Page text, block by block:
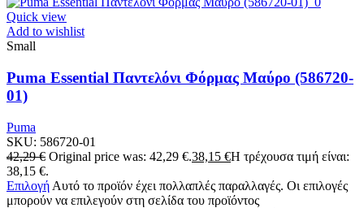
Quick view
Add to wishlist
Small
Puma Essential Παντελόνι Φόρμας Μαύρο (586720-
01)
Puma
SKU: 586720-01
42,29€ Original price was: 42,29 €.38,15 €Η τρέχουσα τιμή είναι:
38,15 €.
Επιλογή Αυτό το προϊόν έχει πολλαπλές παραλλαγές. Οι επιλογές
μπορούν να επιλεγούν στη σελίδα του προϊόντος